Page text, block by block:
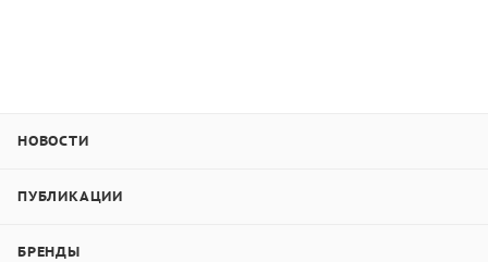
НОВОСТИ
ПУБЛИКАЦИИ
БРЕНДЫ